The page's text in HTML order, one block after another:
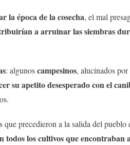
la época de la cosecha, el mal
a arruinar las siembras
: algunoscampesinos, alucinados
su apetito desesperado con el
que precedieron a la salida del pueblo
todos los cultivos que encontraban